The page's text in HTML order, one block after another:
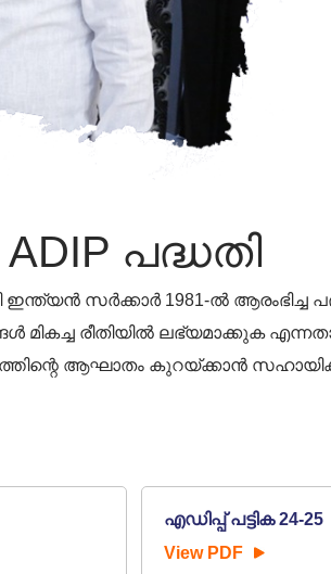
ADIP പദ്ധതി
ഇന്ത്യൻ സർക്കാർ 1981-ൽ ആരംഭിച്ച
മികച്ച രീതിയിൽ ലഭ്യമാക്കുക
ആഘാതം കുറയ്ക്കാൻ
എഡിപ്പ് പട്ടിക 24-25
View PDF